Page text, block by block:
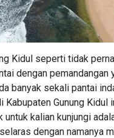
Kidul seperti tidak
dengan pemandangan
banyak sekali pantai
Kabupaten Gunung Kidul
untuk kalian kunjungi
dengan namanya